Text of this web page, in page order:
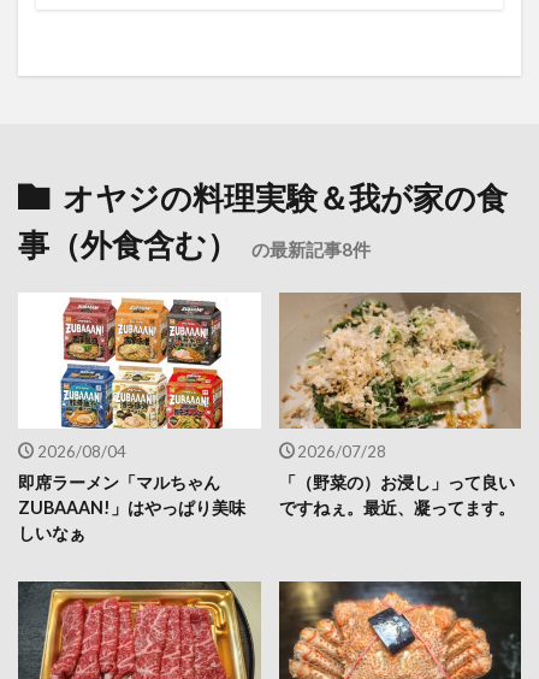
オヤジの料理実験＆我が家の食
事（外食含む）
の最新記事8件
2026/08/04
即席ラーメン「マルちゃん
ZUBAAAN!」はやっぱり美味
しいなぁ
2026/07/28
「（野菜の）お浸し」って良い
ですねぇ。最近、凝ってます。